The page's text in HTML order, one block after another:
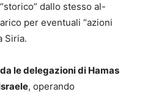
dallo stesso al-
per eventuali “azioni
Siria.
le delegazioni di Hamas
, operando